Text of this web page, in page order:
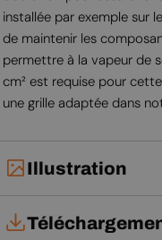
installée par exemple sur
de maintenir les
permettre à la vapeur de
cm² est requise pour
une grille adaptée dans
Illustration